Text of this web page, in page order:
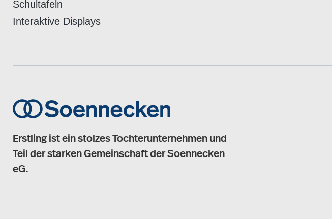
Schultafeln
Interaktive Displays
Erstling ist ein stolzes Tochterunternehmen und
Teil der starken Gemeinschaft der Soennecken
eG.